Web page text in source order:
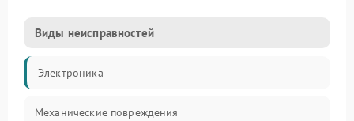
Виды неисправностей
Электроника
Механические повреждения